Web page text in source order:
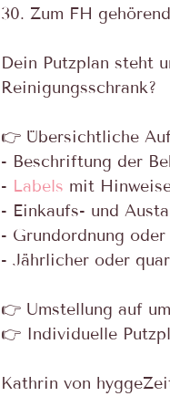
30. Zum FH
Dein Putzplan steht
Reinigungsschrank?
👉 Übersichtliche
- Beschriftung der
- Labels mit
- Einkaufs- und
- Grundordnung oder
- Jährlicher oder
👉 Umstellung auf
👉 Individuelle
Kathrin von